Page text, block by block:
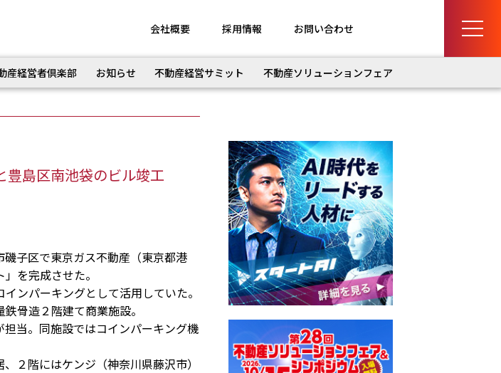
会社概要 採用情報 お問い合わせ
産経営者倶楽部 お知らせ 不動産経営サミット 不動産ソリューションフェア
島区南池袋のビル竣工
子区で東京ガス不動産（東京都港
を完成させた。
ンパーキングとして活用していた。
骨造２階建て商業施設。
当。同施設ではコインパーキング機
２階にはケンジ（神奈川県藤沢市）